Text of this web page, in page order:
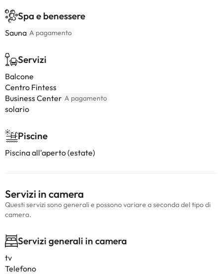
Spa e benessere
Sauna A pagamento
Servizi
Balcone
Centro Fintess
Business Center A pagamento
solario
Piscine
Piscina all'aperto (estate)
Servizi in camera
Questi servizi sono generali e possono variare a seconda del tipo di
camera.
Servizi generali in camera
tv
Telefono